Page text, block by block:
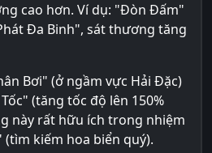
cao hơn. Ví dụ: "Đòn Đấm"
Đa Binh", sát thương tăng
Bơi" (ở ngầm vực Hải Đặc)
(tăng tốc độ lên 150%
này rất hữu ích trong nhiệm
(tìm kiếm hoa biển quý).